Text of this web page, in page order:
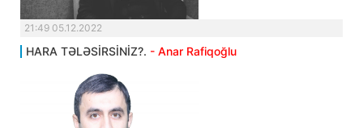
21:49 05.12.2022
HARA TƏLƏSİRSİNİZ?. - Anar Rafiqoğlu